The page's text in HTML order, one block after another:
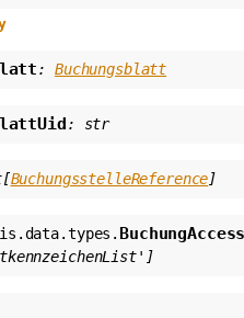
: Buchungsblatt
: str
[BuchungsstelleReference]